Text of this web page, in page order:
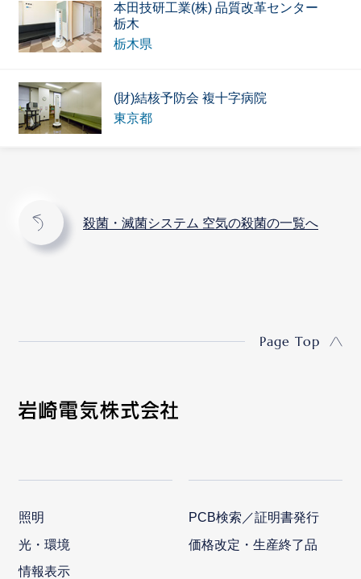
本田技研工業(株) 品質改革センター
栃木
栃木県
(財)結核予防会 複十字病院
東京都
殺菌・滅菌システム 空気の殺菌の一覧へ
Page Top
照明
光・環境
情報表示
PCB検索／証明書発行
価格改定・生産終了品